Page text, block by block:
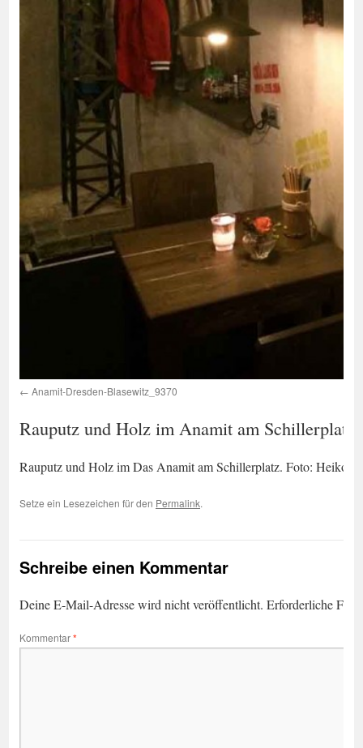
Anamit-Dresden-Blasewitz_9370
Rauputz und Holz im Anamit am
Rauputz und Holz im Das Anamit am Schillerplatz. Foto: Heiko
Setze ein Lesezeichen für den Permalink.
Schreibe einen Kommentar
Deine E-Mail-Adresse wird nicht veröffentlicht. Erforderliche
Kommentar*